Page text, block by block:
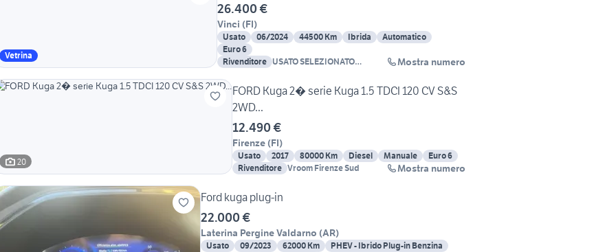
Vetrina
26.400 €
Vinci (FI)
Usato 06/2024 44500 Km Ibrida
Automatico
Euro 6
Rivenditore USATO SELEZIONATO
Mostra numero
20
FORD Kuga 2� serie Kuga 1.5 TDCI 120 CV S&S
2WD...
12.490 €
Firenze (FI)
Usato 2017 80000 Km Diesel Manuale
Euro 6
Rivenditore Vroom Firenze Sud Mostra numero
Ford kuga plug-in
22.000 €
Laterina Pergine Valdarno (AR)
Usato 09/2023 62000 Km
PHEV - Ibrido Plug-in Benzina